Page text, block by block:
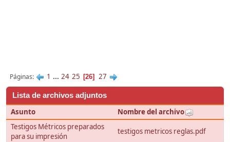
Páginas 1 ... 24 25 26 27
Lista de archivos adjuntos
Asunto
Nombre del archivo
Testigos Métricos preparados
para su impresión
testigos metricos reglas.pdf